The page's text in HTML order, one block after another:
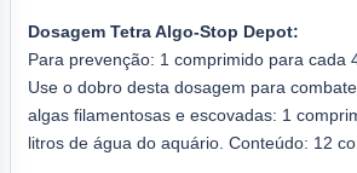
Dosagem Tetra Algo-Stop Depot:
Para prevenção: 1 comprimido para cada
Use o dobro desta dosagem para
algas filamentosas e escovadas: 1
litros de água do aquário. Conteúdo: 12